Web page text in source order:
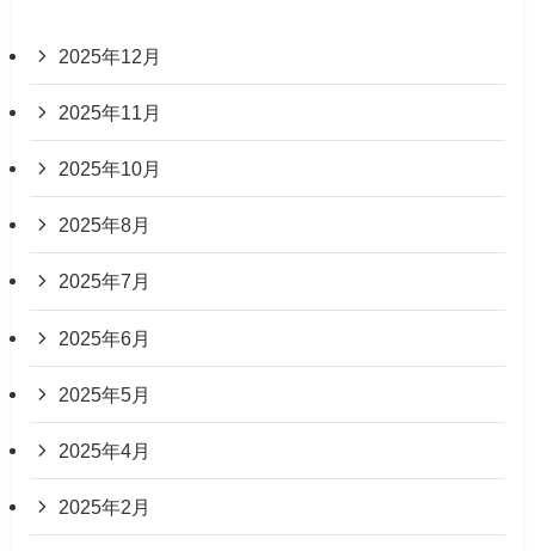
2025年12月
2025年11月
2025年10月
2025年8月
2025年7月
2025年6月
2025年5月
2025年4月
2025年2月